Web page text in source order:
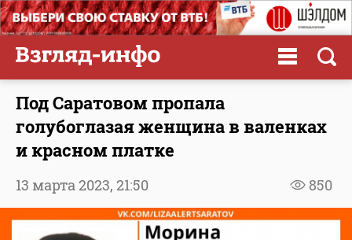
Под Саратовом пропала
голубоглазая женщина в валенках
и красном платке
850
13 марта 2023, 21:50